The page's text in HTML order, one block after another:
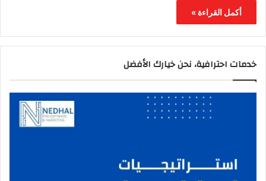
أكمل القراءة »
خدمات احترافية، نحن خيارك الأفضل